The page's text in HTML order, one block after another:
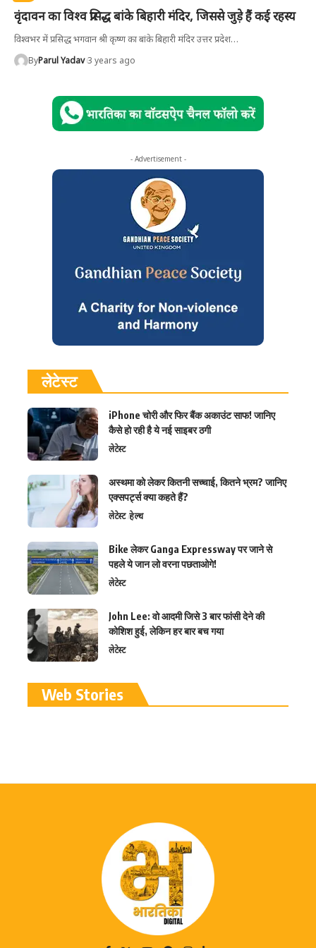
वृंदावन का विश्व प्रसिद्ध बांके बिहारी मंदिर, जिससे जुड़े हैं कई रहस्य
विश्वभर में प्रसिद्ध भगवान श्री कृष्ण का बांके बिहारी मंदिर उत्तर प्रदेश…
ByParul Yadav 3 years ago
- Advertisement -
लेटेस्ट
iPhone चोरी और फिर बैंक अकाउंट साफ! जानिए
कैसे हो रही है ये नई साइबर ठगी
लेटेस्ट
अस्थमा को लेकर कितनी सच्चाई, कितने भ्रम? जानिए
एक्सपर्ट्स क्या कहते हैं?
लेटेस्ट हेल्थ
Bike लेकर Ganga Expressway पर जाने से
पहले ये जान लो वरना पछताओगे!
लेटेस्ट
John Lee: वो आदमी जिसे 3 बार फांसी देने की
कोशिश हुई, लेकिन हर बार बच गया
लेटेस्ट
Web Storiesरामलला विग्रह की प्राण
प्रतिष्ठा